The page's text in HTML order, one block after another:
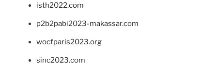
isth2022.com
p2b2pabi2023-makassar.com
wocfparis2023.org
sinc2023.com